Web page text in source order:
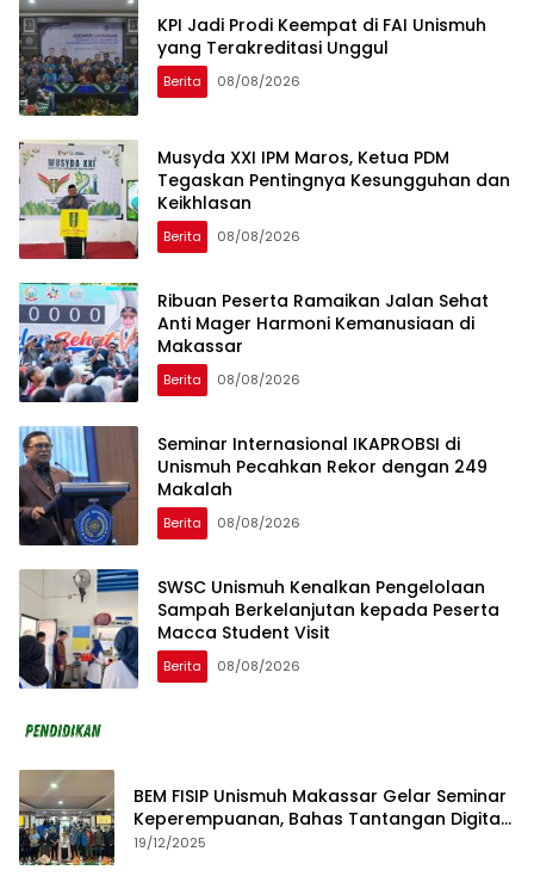
KPI Jadi Prodi Keempat di FAI Unismuh
yang Terakreditasi Unggul
Berita 08/08/2026
Musyda XXI IPM Maros, Ketua PDM
Tegaskan Pentingnya Kesungguhan dan
Keikhlasan
Berita 08/08/2026
Ribuan Peserta Ramaikan Jalan Sehat
Anti Mager Harmoni Kemanusiaan di
Makassar
Berita 08/08/2026
Seminar Internasional IKAPROBSI di
Unismuh Pecahkan Rekor dengan 249
Makalah
Berita 08/08/2026
SWSC Unismuh Kenalkan Pengelolaan
Sampah Berkelanjutan kepada Peserta
Macca Student Visit
Berita 08/08/2026
BEM FISIP Unismuh Makassar Gelar Seminar
Keperempuanan, Bahas Tantangan Digital
dan Budaya Lokal
19/12/2025